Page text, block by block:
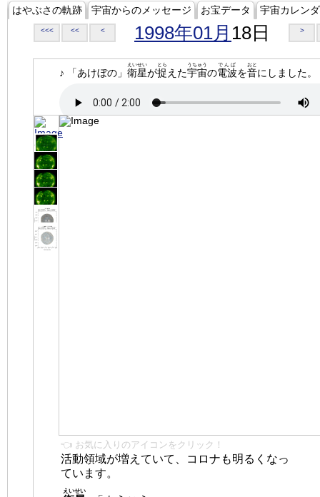
はやぶさの軌跡 宇宙からのメッセージ お宝データ 宇宙カレン
<<< << < 1998年01月 18日 >
♪ 「あけぼの」 衛星
えいせい
が捉
とら
えた宇宙
うちゅう
の電波
でんぱ
を音
おと
にしました。
👈 お気に入りのアイコンをクリック！
活動領域が増えていて、コロナも明るくなっ
ています。
えいせい